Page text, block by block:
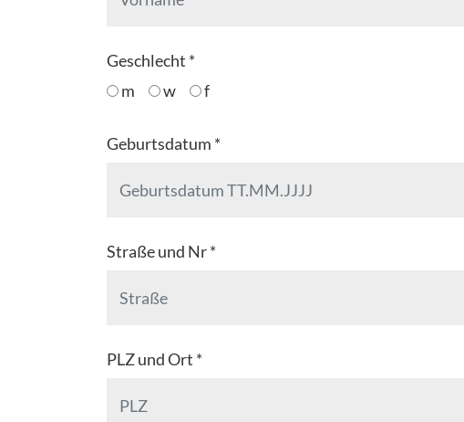
Geschlecht *
m
w f
Geburtsdatum *
Straße und Nr *
PLZ und Ort *